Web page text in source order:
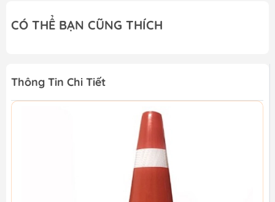
CÓ THỂ BẠN CŨNG THÍCH
Thông Tin Chi Tiết